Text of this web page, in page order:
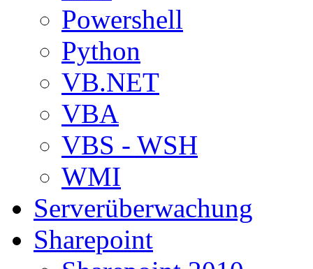
Powershell
Python
VB.NET
VBA
VBS - WSH
WMI
Serverüberwachung
Sharepoint